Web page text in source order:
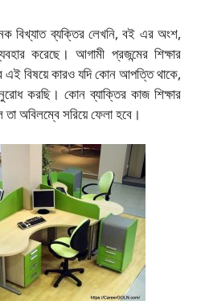
বিখ্যাত ব্যক্তির লেখনি, বই এর অংশ,
করেছে। আগামী প্রজন্মের শিক্ষার
এই বিষয়ে কারও যদি কোন আপত্তি থাকে,
করছি। কোন ব্যাক্তির কাজ শিক্ষার
তা অবিলম্বে সরিয়ে ফেলা হবে।